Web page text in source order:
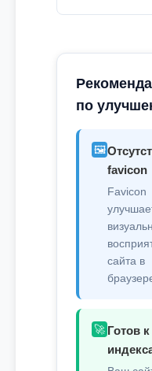
по
🖼️
favicon
Favicon
сайта в
🚀 Готов к